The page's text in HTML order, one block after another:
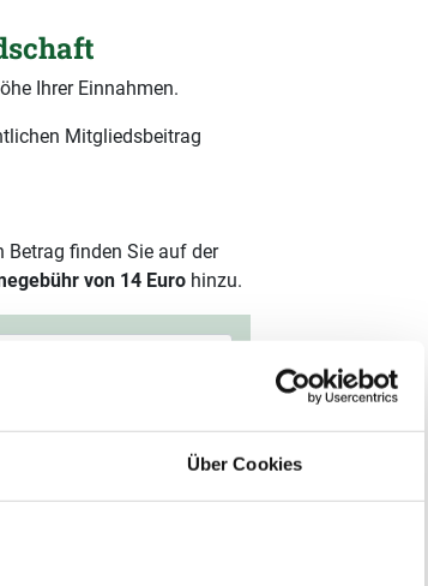
Über Cookies
Ihrer Einnahmen.
Mitgliedsbeitrag
Betrag finden Sie auf der
von 14 Euro hinzu.